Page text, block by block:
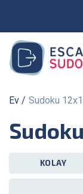
Ev Sudoku
KOLAY